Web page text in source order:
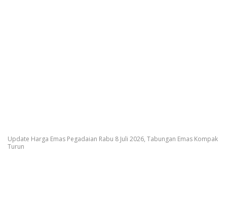
Update Harga Emas Pegadaian Rabu 8 Juli 2026, Tabungan Emas Kompak
Turun